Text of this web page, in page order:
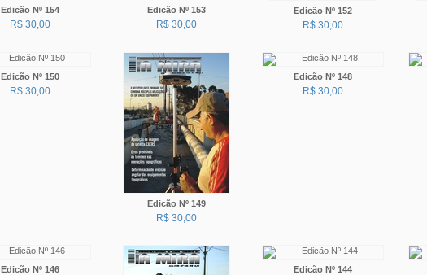
Edicão Nº 154
R$ 30,00
Edicão Nº 153
R$ 30,00
Edicão Nº 152
R$ 30,00
Edicão Nº 150
R$ 30,00
Edicão Nº 149
R$ 30,00
Edicão Nº 148
R$ 30,00
Edicão Nº 146 Edicão Nº 144